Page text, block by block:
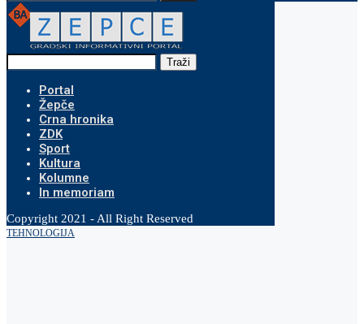
Traži
Portal
Žepče
Crna hronika
ZDK
Sport
Kultura
Kolumne
In memoriam
Copyright 2021 - All Right Reserved
TEHNOLOGIJA